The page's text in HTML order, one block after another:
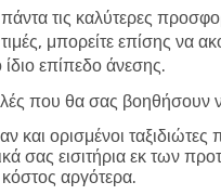
τις καλύτερες
τιμές, μπορείτε επίσης να
επίπεδο άνεσης.
που θα σας βοηθήσουν
αν και ορισμένοι
σας εισιτήρια εκ των
αργότερα.